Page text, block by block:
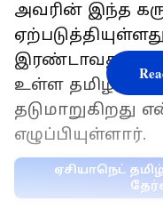
அவரின் இந்த
இரண்டாவது
உள்ள தமிழகம்
தடுமாறுகிறது
எழுப்பியுள்ளார்.
ஏசியாநெட்